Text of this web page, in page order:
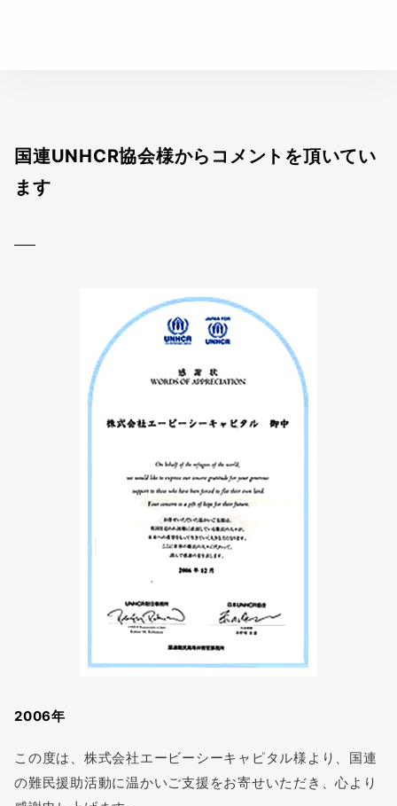
国連UNHCR協会様からコメントを頂いてい
ます
2006年
この度は、株式会社エービーシーキャピタル様より、国連
の難民援助活動に温かいご支援をお寄せいただき、心より